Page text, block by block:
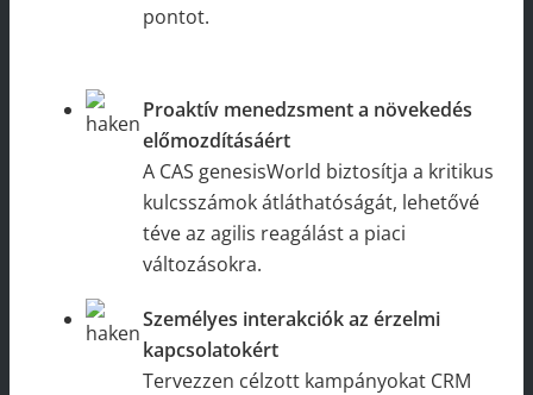
pontot.
Proaktív menedzsment a növekedés
előmozdításáért
A CAS genesisWorld biztosítja a kritikus
kulcsszámok átláthatóságát, lehetővé
téve az agilis reagálást a piaci
változásokra.
Személyes interakciók az érzelmi
kapcsolatokért
Tervezzen célzott kampányokat CRM